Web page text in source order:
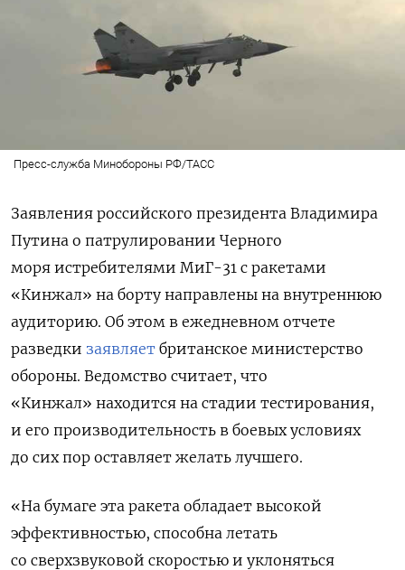
Пресс-служба Минобороны РФ/ТАСС
Заявления российского президента Владимира
Путина о патрулировании Черного
моря истребителями МиГ-31 с ракетами
«Кинжал» на борту направлены на внутреннюю
аудиторию. Об этом в ежедневном отчете
разведки заявляет британское министерство
обороны. Ведомство считает, что
«Кинжал» находится на стадии тестирования,
и его производительность в боевых условиях
до сих пор оставляет желать лучшего.
«На бумаге эта ракета обладает высокой
эффективностью, способна летать
со сверхзвуковой скоростью и уклоняться